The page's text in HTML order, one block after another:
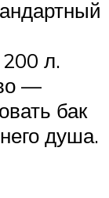
л.
—
бак
душа.